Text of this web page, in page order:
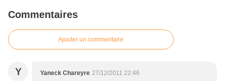
Commentaires
Ajouter un commentaire
Y Yaneck Chareyre 27/12/2011 22:46